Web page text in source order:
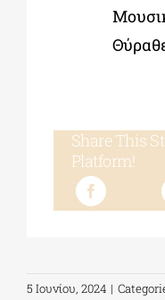
Share This
Platform!
5 Ιουνίου, 2024 |